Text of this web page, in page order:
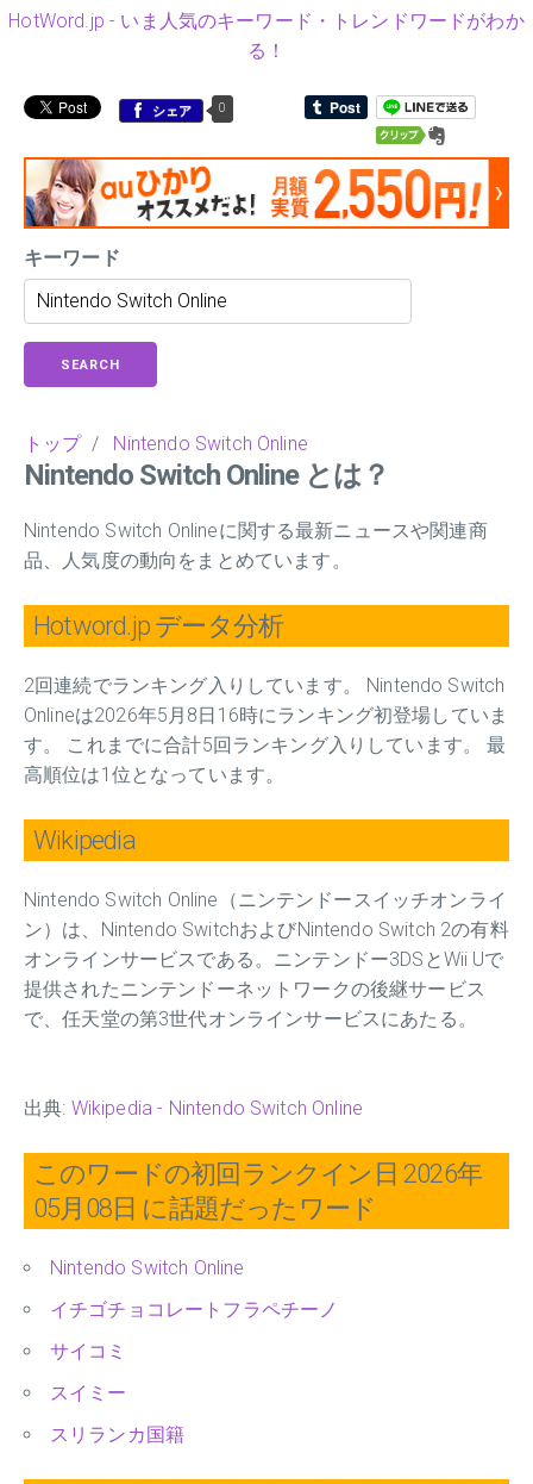
HotWord.jp - いま人気のキーワード・トレンドワードがわか
る！
シェア 0
キーワード
SEARCH
トップ/ Nintendo Switch Online
Nintendo Switch Online とは？
Nintendo Switch Onlineに関する最新ニュースや関連商
品、人気度の動向をまとめています。
Hotword.jp データ分析
2回連続でランキング入りしています。 Nintendo Switch
Onlineは2026年5月8日16時にランキング初登場していま
す。 これまでに合計5回ランキング入りしています。 最
高順位は1位となっています。
Wikipedia
Nintendo Switch Online（ニンテンドースイッチオンライ
ン）は、Nintendo SwitchおよびNintendo Switch 2の有料
オンラインサービスである。ニンテンドー3DSとWii Uで
提供されたニンテンドーネットワークの後継サービス
で、任天堂の第3世代オンラインサービスにあたる。
出典: Wikipedia - Nintendo Switch Online
このワードの初回ランクイン日 2026年
05月08日 に話題だったワード
Nintendo Switch Online
イチゴチョコレートフラペチーノ
サイコミ
スイミー
スリランカ国籍